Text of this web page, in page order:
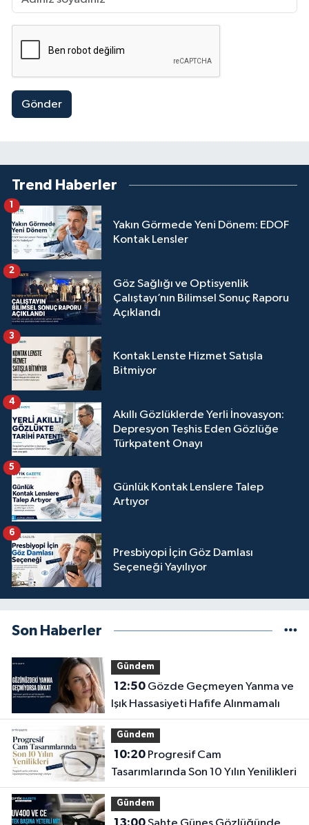
Gönder
Trend Haberler
Yakın Görmede Yeni Dönem: EDOF
Kontak Lensler
Göz Sağlığı ve Optisyenlik
Çalıştayı’nın Bilimsel Sonuç Raporu
Açıklandı
2
Kontak Lenste Hizmet Satışla
Bitmiyor
3
Akıllı Gözlüklerde Yerli İnovasyon:
Depresyon Teşhis Eden Gözlüğe
Türkpatent Onayı
4
Günlük Kontak Lenslere Talep
Artıyor
5
Presbiyopi İçin Göz Damlası
Seçeneği Yayılıyor
6
Son Haberler
Gündem
12:50Gözde Geçmeyen Yanma ve
Işık Hassasiyeti Hafife Alınmamalı
Gündem
10:20Progresif Cam
Tasarımlarında Son 10 Yılın Yenilikleri
Gündem
13:00